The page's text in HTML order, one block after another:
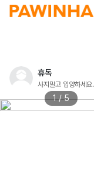
휴독
사지말고 입양하세요.
1 / 5